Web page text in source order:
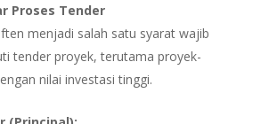
Proses Tender
menjadi salah satu syarat wajib
tender proyek, terutama proyek-
nilai investasi tinggi.